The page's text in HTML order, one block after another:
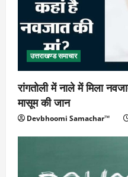
उत्तराखण्ड समाचार
रांगतोली में नाले में मिला
मासूम की जान
Devbhoomi Samachar™